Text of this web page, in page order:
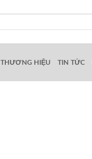
THƯƠNG HIỆU TIN TỨC